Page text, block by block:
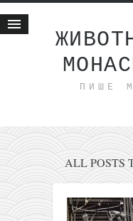
ПИШЕ
Животне приче
интернет пословање
исхраном до здравља
мој хаику
моменти и места
ALL